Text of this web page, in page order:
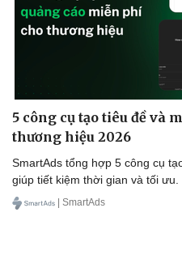
5 công cụ tạo tiêu đề và
thương hiệu 2026
SmartAds tổng hợp 5 công cụ
giúp tiết kiệm thời gian và tối ưu.
| SmartAds